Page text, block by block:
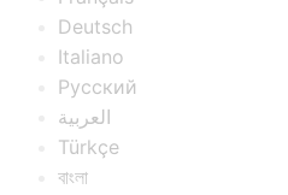
Deutsch
Italiano
Русский
العربية
Türkçe
বাংলা